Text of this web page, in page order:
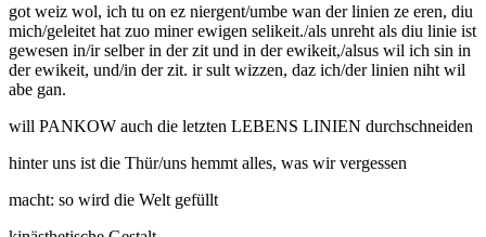
got weiz wol, ich tu on ez niergent/umbe wan der linien ze eren, diu
mich/geleitet hat zuo miner ewigen selikeit./als unreht als diu linie ist
gewesen in/ir selber in der zit und in der ewikeit,/alsus wil ich sin in
der ewikeit, und/in der zit. ir sult wizzen, daz ich/der linien niht wil
abe gan.
will PANKOW auch die letzten LEBENS LINIEN durchschneiden
hinter uns ist die Thür/uns hemmt alles, was wir vergessen
macht: so wird die Welt gefüllt